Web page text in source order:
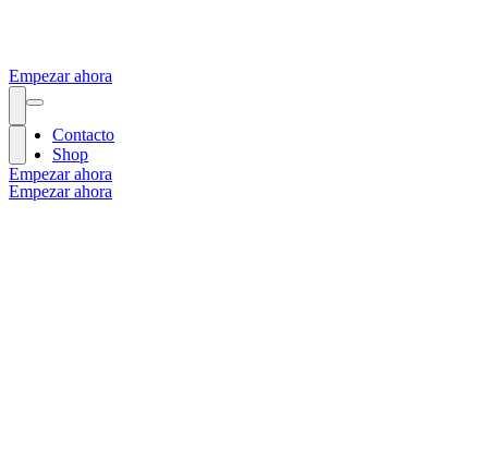
Empezar ahora
Empezar ahora
Contacto
Shop
Empezar ahora